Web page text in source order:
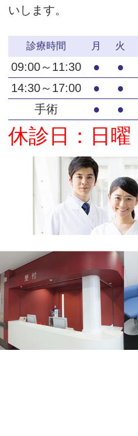
いします。
休診日：日曜
診療時間 月 火
09:00～11:30 ● ●
14:30～17:00
● ●
手術
● ●